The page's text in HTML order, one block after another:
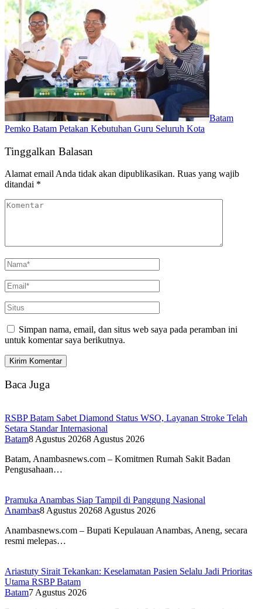
Batam
Pemko Batam Petakan Kebutuhan Guru Seluruh Kota
Tinggalkan Balasan
Alamat email Anda tidak akan dipublikasikan. Ruas yang wajib
ditandai *
Simpan nama, email, dan situs web saya pada peramban ini
untuk komentar saya berikutnya.
Baca Juga
RSBP Batam Sabet Diamond Status WSO, Layanan Stroke Telah
Setara Standar Internasional
Batam8 Agustus 20268 Agustus 2026
Batam, Anambasnews.com – Komitmen Rumah Sakit Badan
Pengusahaan…
Pramuka Anambas Siap Tampil di Panggung Nasional
Anambas8 Agustus 20268 Agustus 2026
Anambasnews.com – Bupati Kepulauan Anambas, Aneng, secara
resmi melepas…
Ariastuty Sirait Tekankan: Keselamatan Pasien Selalu Jadi Prioritas
Utama RSBP Batam
Batam7 Agustus 2026